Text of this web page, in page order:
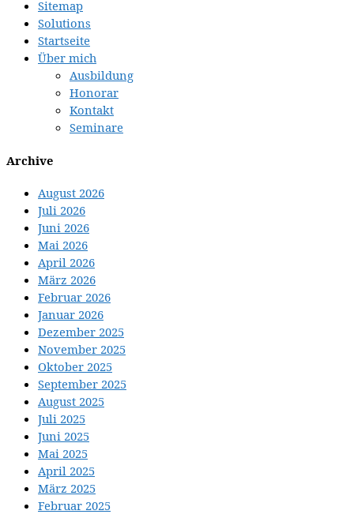
Sitemap
Solutions
Startseite
Über mich
Ausbildung
Honorar
Kontakt
Seminare
Archive
August 2026
Juli 2026
Juni 2026
Mai 2026
April 2026
März 2026
Februar 2026
Januar 2026
Dezember 2025
November 2025
Oktober 2025
September 2025
August 2025
Juli 2025
Juni 2025
Mai 2025
April 2025
März 2025
Februar 2025